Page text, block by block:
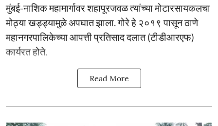
मुंबई-नाशिक महामार्गावर शहापूरजवळ त्यांच्या मोटारसायकलचा
मोठ्या खड्ड्यामुळे अपघात झाला. गोरे हे २०१९ पासून ठाणे
महानगरपालिकेच्या आपत्ती प्रतिसाद दलात (टीडीआरएफ)
कार्यरत होते.
Read More